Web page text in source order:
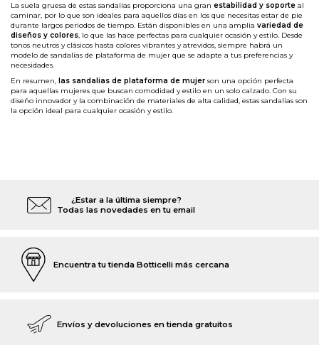
La suela gruesa de estas sandalias proporciona una gran estabilidad y soporte al
caminar, por lo que son ideales para aquellos días en los que necesitas estar de pie
durante largos periodos de tiempo. Están disponibles en una amplia variedad de
diseños y colores, lo que las hace perfectas para cualquier ocasión y estilo. Desde
tonos neutros y clásicos hasta colores vibrantes y atrevidos, siempre habrá un
modelo de sandalias de plataforma de mujer que se adapte a tus preferencias y
necesidades.
En resumen, las sandalias de plataforma de mujer son una opción perfecta
para aquellas mujeres que buscan comodidad y estilo en un solo calzado. Con su
diseño innovador y la combinación de materiales de alta calidad, estas sandalias son
la opción ideal para cualquier ocasión y estilo.
¿Estar a la última siempre?
Todas las novedades en tu email
Encuentra tu tienda Botticelli más cercana
Envíos y devoluciones en tienda gratuitos